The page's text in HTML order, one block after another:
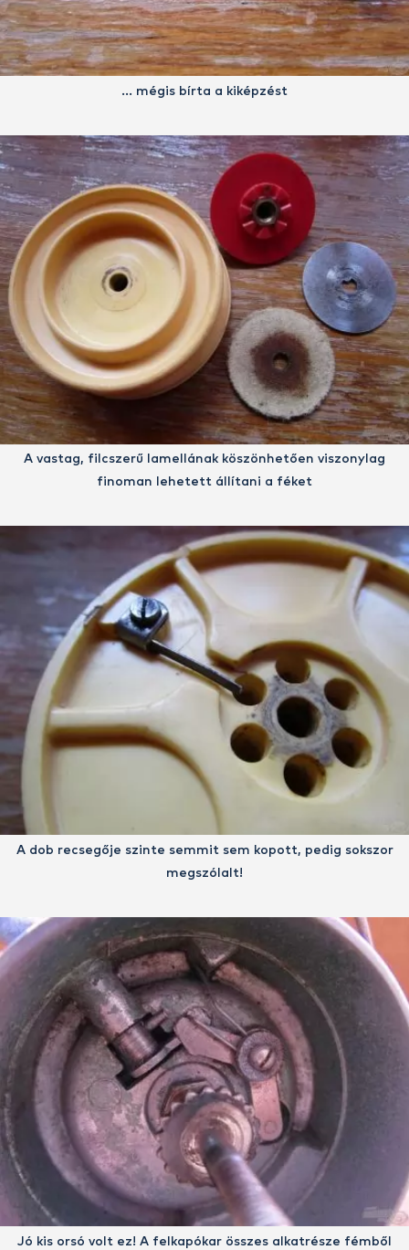
… mégis bírta a kiképzést
A vastag, filcszerű lamellának köszönhetően viszonylag
finoman lehetett állítani a féket
A dob recsegője szinte semmit sem kopott, pedig sokszor
megszólalt!
Jó kis orsó volt ez! A felkapókar összes alkatrésze fémből